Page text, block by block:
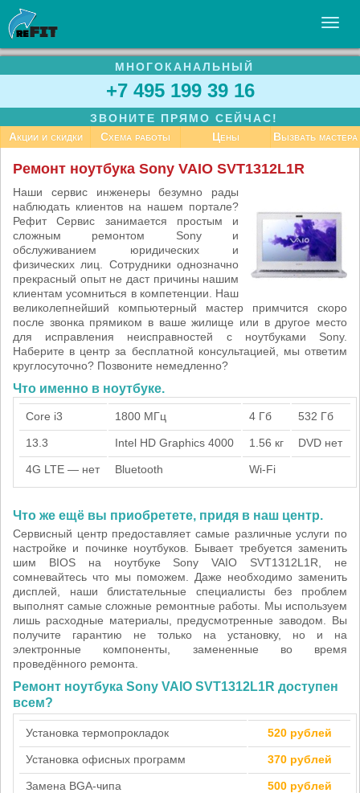
УСЛУГИ
БИЗНЕСУ
СТАТЬИ
КОНТАКТЫ
МНОГОКАНАЛЬНЫЙ
+7 495 199 39 16
ЗВОНИТЕ ПРЯМО СЕЙЧАС!
Акции и скидки
Схема работы Цены Вызвать мастера
Ремонт ноутбука Sony VAIO SVT1312L1R
Наши сервис инженеры безумно рады
наблюдать клиентов на нашем портале?
Рефит Сервис занимается простым и
сложным ремонтом Sony и
обслуживанием юридических и
физических лиц. Сотрудники однозначно
прекрасный опыт не даст причины нашим
клиентам усомниться в компетенции. Наш
великолепнейший компьютерный мастер примчится скоро
после звонка прямиком в ваше жилище или в другое место
для исправления неисправностей с ноутбуками Sony.
Наберите в центр за бесплатной консультацией, мы ответим
круглосуточно? Позвоните немедленно?
Что именно в ноутбуке.
Core i3 1800 МГц 4 Гб 532 Гб
13.3 Intel HD Graphics 4000 1.56 кг DVD нет
4G LTE — нет Bluetooth Wi-Fi
Что же ещё вы приобретете, придя в наш центр.
Сервисный центр предоставляет самые различные услуги по
настройке и починке ноутбуков. Бывает требуется заменить
шим BIOS на ноутбуке Sony VAIO SVT1312L1R, не
сомневайтесь что мы поможем. Даже необходимо заменить
дисплей, наши блистательные специалисты без проблем
выполнят самые сложные ремонтные работы. Мы используем
лишь расходные материалы, предусмотренные заводом. Вы
получите гарантию не только на установку, но и на
электронные компоненты, замененные во время
проведённого ремонта.
Ремонт ноутбука Sony VAIO SVT1312L1R доступен
всем?
Установка термопрокладок 520 рублей
Установка офисных программ 370 рублей
Замена BGA-чипа 500 рублей